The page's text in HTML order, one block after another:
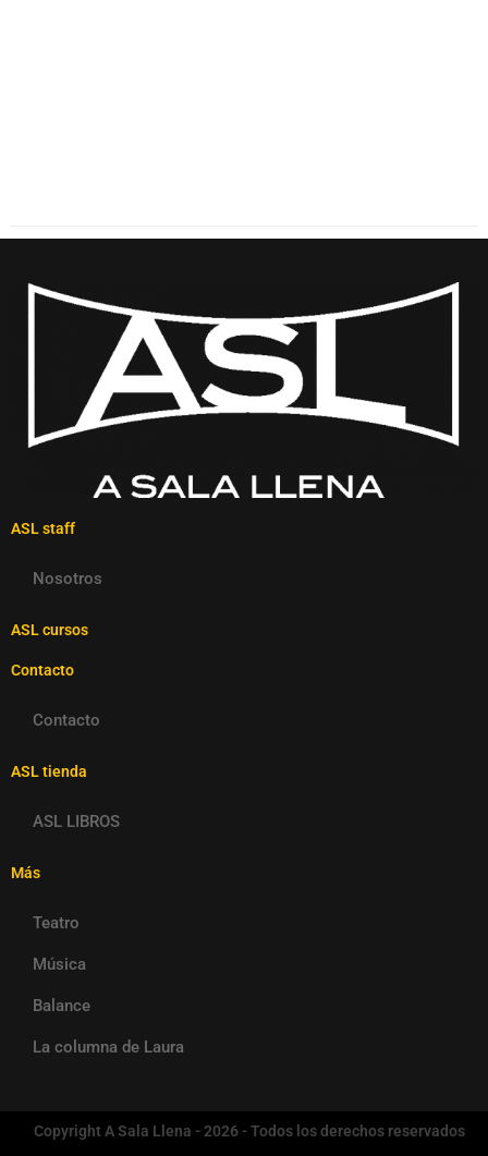
ASL staff
Nosotros
ASL cursos
Contacto
Contacto
ASL tienda
ASL LIBROS
Más
Teatro
Música
Balance
La columna de Laura
Copyright A Sala Llena - 2026 - Todos los derechos reservados